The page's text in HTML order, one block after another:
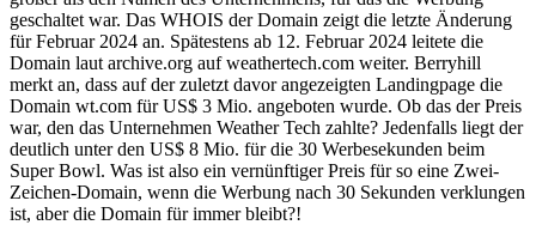
geschaltet war. Das WHOIS der Domain zeigt die letzte Änderung
für Februar 2024 an. Spätestens ab 12. Februar 2024 leitete die
Domain laut archive.org auf weathertech.com weiter. Berryhill
merkt an, dass auf der zuletzt davor angezeigten Landingpage die
Domain wt.com für US$ 3 Mio. angeboten wurde. Ob das der Preis
war, den das Unternehmen Weather Tech zahlte? Jedenfalls liegt der
deutlich unter den US$ 8 Mio. für die 30 Werbesekunden beim
Super Bowl. Was ist also ein vernünftiger Preis für so eine Zwei-
Zeichen-Domain, wenn die Werbung nach 30 Sekunden verklungen
ist, aber die Domain für immer bleibt?!